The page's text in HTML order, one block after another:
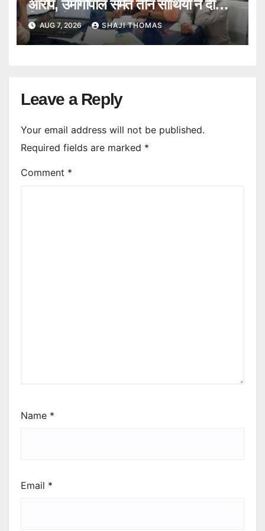
आरोप, उमागोपाल समेत तीन साथियों ने दी
गिरफ्तारी।
AUG 7, 2026 SHAJI THOMAS
Leave a Reply
Your email address will not be published.
Required fields are marked *
Comment *
Name *
Email *